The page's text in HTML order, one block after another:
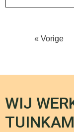
« Vorige
WIJ